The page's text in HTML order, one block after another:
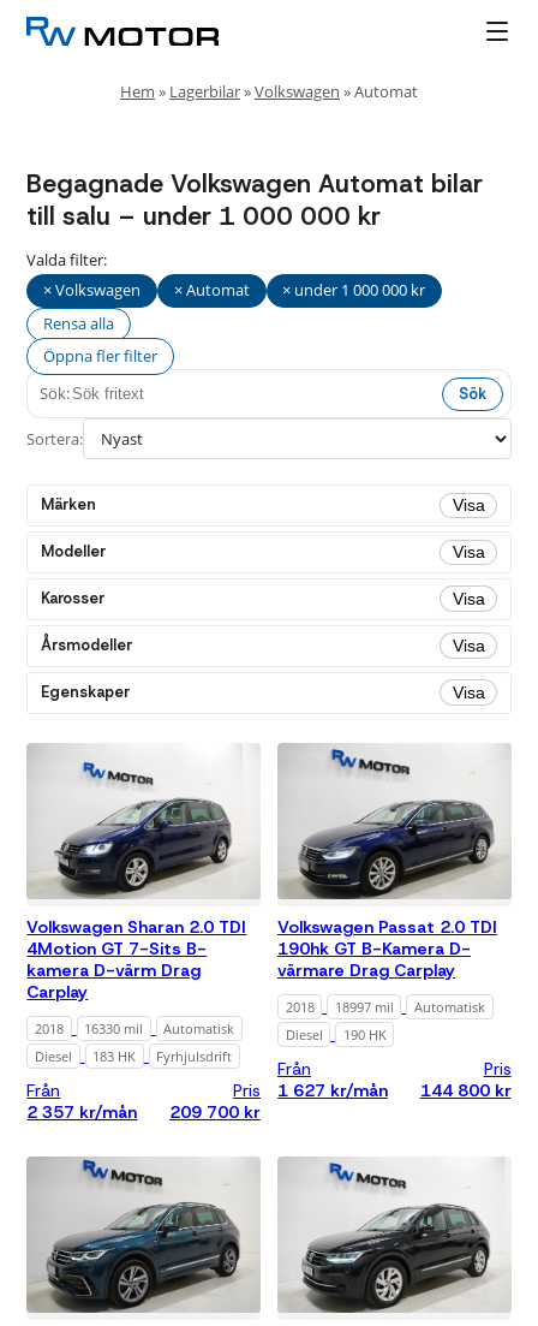
Hem » Lagerbilar»Volkswagen »Automat
Begagnade Volkswagen Automat bilar
till salu – under 1 000 000 kr
Valda filter:
× Volkswagen
× Automat
× under 1 000 000 kr
Rensa alla
Öppna fler filter
Fler
filter
Stäng
Bensin
el/bensin
Växellåda
Automatisk
Alla
Blå
Grå
Mörkgrå
Silver
Svart
Vit
Miltal
Alla
mil
Max 10 000
Pris
Alla
Sök: Sök
Sortera:
Märken Visa
Modeller Visa
Karosser Visa
Årsmodeller Visa
Egenskaper Visa
Volkswagen Sharan 2.0 TDI
4Motion GT 7-Sits B-
kamera D-värm Drag
Carplay
2018 16330 mil
Automatisk
Diesel
183 HK Fyrhjulsdrift
Från
2 357 kr/mån
Pris
209 700 kr
Volkswagen Passat 2.0 TDI
190hk GT B-Kamera D-
värmare Drag Carplay
2018 18997 mil
Automatisk
Diesel
190 HK
Från
1 627 kr/mån
Pris
144 800 kr